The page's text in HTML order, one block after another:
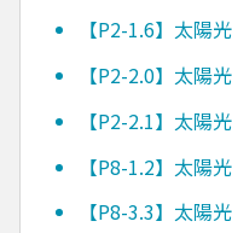
【P2-1.6】太陽
【P2-2.0】太陽
【P2-2.1】太陽
【P8-1.2】太陽
【P8-3.3】太陽